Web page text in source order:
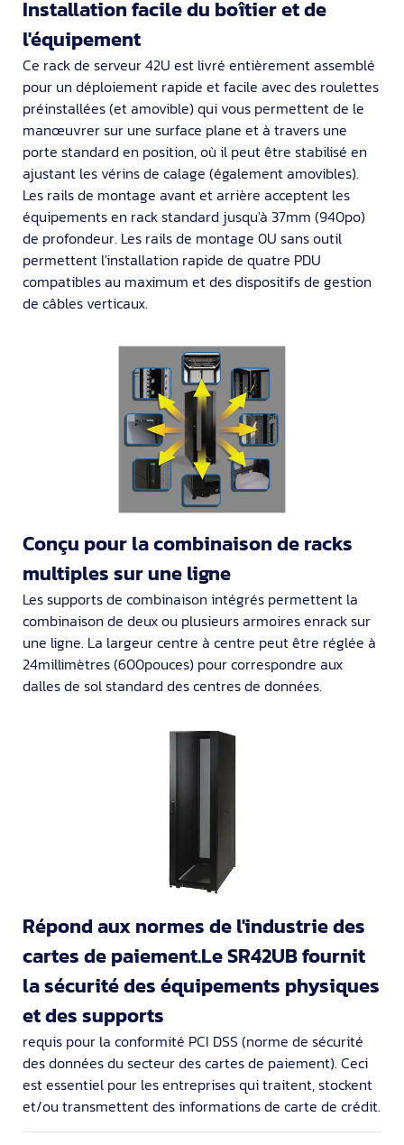
Installation facile du boîtier et de
l'équipement
Ce rack de serveur 42U est livré entièrement assemblé
pour un déploiement rapide et facile avec des roulettes
préinstallées (et amovible) qui vous permettent de le
manœuvrer sur une surface plane et à travers une
porte standard en position, où il peut être stabilisé en
ajustant les vérins de calage (également amovibles).
Les rails de montage avant et arrière acceptent les
équipements en rack standard jusqu'à 37mm (940po)
de profondeur. Les rails de montage 0U sans outil
permettent l'installation rapide de quatre PDU
compatibles au maximum et des dispositifs de gestion
de câbles verticaux.
Conçu pour la combinaison de racks
multiples sur une ligne
Les supports de combinaison intégrés permettent la
combinaison de deux ou plusieurs armoires enrack sur
une ligne. La largeur centre à centre peut être réglée à
24millimètres (600pouces) pour correspondre aux
dalles de sol standard des centres de données.
Répond aux normes de l'industrie des
cartes de paiement.Le SR42UB fournit
la sécurité des équipements physiques
et des supports
requis pour la conformité PCI DSS (norme de sécurité
des données du secteur des cartes de paiement). Ceci
est essentiel pour les entreprises qui traitent, stockent
et/ou transmettent des informations de carte de crédit.